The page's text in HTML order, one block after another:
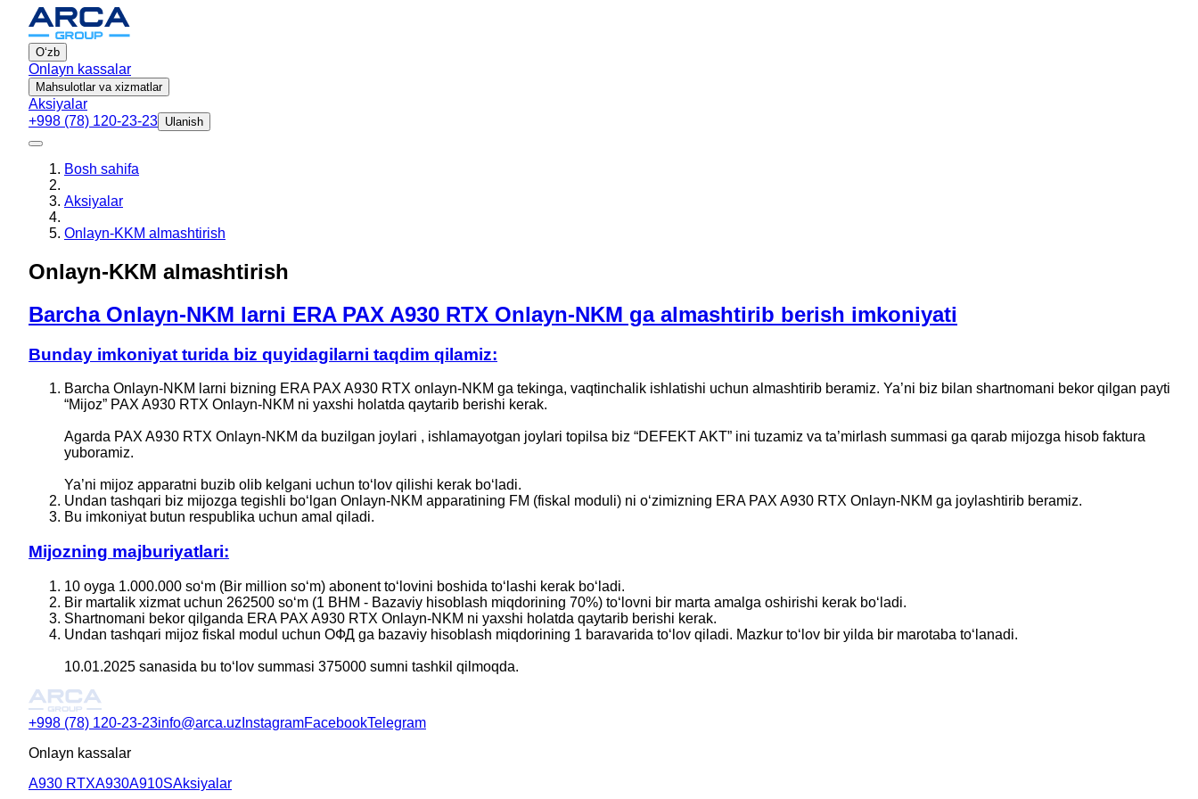
Oʻzb
Onlayn kassalar
Mahsulotlar va xizmatlar
Aksiyalar
+998 (78) 120-23-23 Ulanish
Bosh sahifa
Aksiyalar
Onlayn-KKM almashtirish
Onlayn-KKM almashtirish
Barcha Onlayn-NKM larni ERA PAX A930 RTX Onlayn-NKM ga almashtirib berish imkoniyati
Bunday imkoniyat turida biz quyidagilarni taqdim qilamiz:
Barcha Onlayn-NKM larni bizning ERA PAX A930 RTX onlayn-NKM ga tekinga, vaqtinchalik ishlatishi uchun almashtirib beramiz. Ya’ni biz bilan shartnomani bekor qilgan payti
“Mijoz” PAX A930 RTX Onlayn-NKM ni yaxshi holatda qaytarib berishi kerak.
Agarda PAX A930 RTX Onlayn-NKM da buzilgan joylari , ishlamayotgan joylari topilsa biz “DEFEKT AKT” ini tuzamiz va ta’mirlash summasi ga qarab mijozga hisob faktura
yuboramiz.
Ya’ni mijoz apparatni buzib olib kelgani uchun toʻlov qilishi kerak boʻladi.
Undan tashqari biz mijozga tegishli boʻlgan Onlayn-NKM apparatining FM (fiskal moduli) ni oʻzimizning ERA PAX A930 RTX Onlayn-NKM ga joylashtirib beramiz.
Bu imkoniyat butun respublika uchun amal qiladi.
Mijozning majburiyatlari:
10 oyga 1.000.000 soʻm (Bir million soʻm) abonent toʻlovini boshida toʻlashi kerak boʻladi.
Bir martalik xizmat uchun 262500 soʻm (1 BHM - Bazaviy hisoblash miqdorining 70%) toʻlovni bir marta amalga oshirishi kerak boʻladi.
Shartnomani bekor qilganda ERA PAX A930 RTX Onlayn-NKM ni yaxshi holatda qaytarib berishi kerak.
Undan tashqari mijoz fiskal modul uchun ОФД ga bazaviy hisoblash miqdorining 1 baravarida toʻlov qiladi. Mazkur toʻlov bir yilda bir marotaba toʻlanadi.
10.01.2025 sanasida bu toʻlov summasi 375000 sumni tashkil qilmoqda.
+998 (78) 120-23-23info@arca.uz InstagramFacebookTelegram
Onlayn kassalar
A930 RTXA930A910SAksiyalar